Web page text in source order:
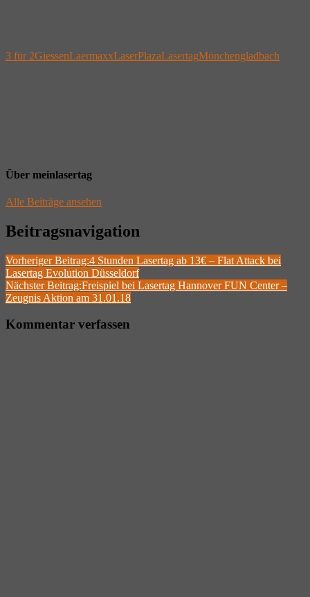
3 für 2GiessenLaermaxxLaserPlazaLasertagMönchengladbach
Über meinlasertag
Alle Beiträge ansehen
Beitragsnavigation
Vorheriger Beitrag:4 Stunden Lasertag ab 13€ – Flat Attack bei
Lasertag Evolution Düsseldorf
Nächster Beitrag:Freispiel bei Lasertag Hannover FUN Center –
Zeugnis Aktion am 31.01.18
Kommentar verfassen